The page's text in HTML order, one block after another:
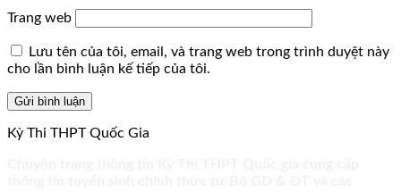
Trang web
Lưu tên của tôi, email, và trang web trong trình duyệt này
cho lần bình luận kế tiếp của tôi.
Kỳ Thi THPT Quốc Gia